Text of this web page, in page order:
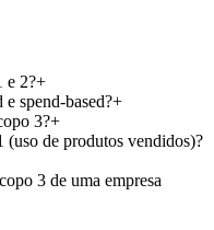
e 2?+
spend-based?+
3?+
(uso de produtos vendidos)?
3 de uma empresa